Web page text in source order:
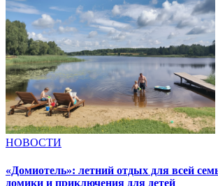
НОВОСТИ
«Домиотель»: летний отдых для всей
домики и приключения для детей